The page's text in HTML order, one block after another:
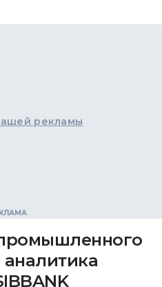
рекламы
аналитика